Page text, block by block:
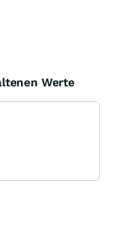
Werte